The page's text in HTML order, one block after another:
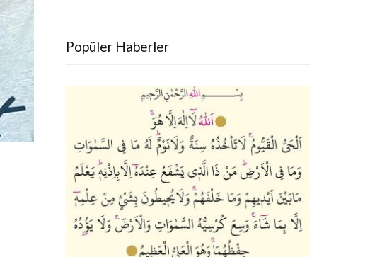
Popüler Haberler